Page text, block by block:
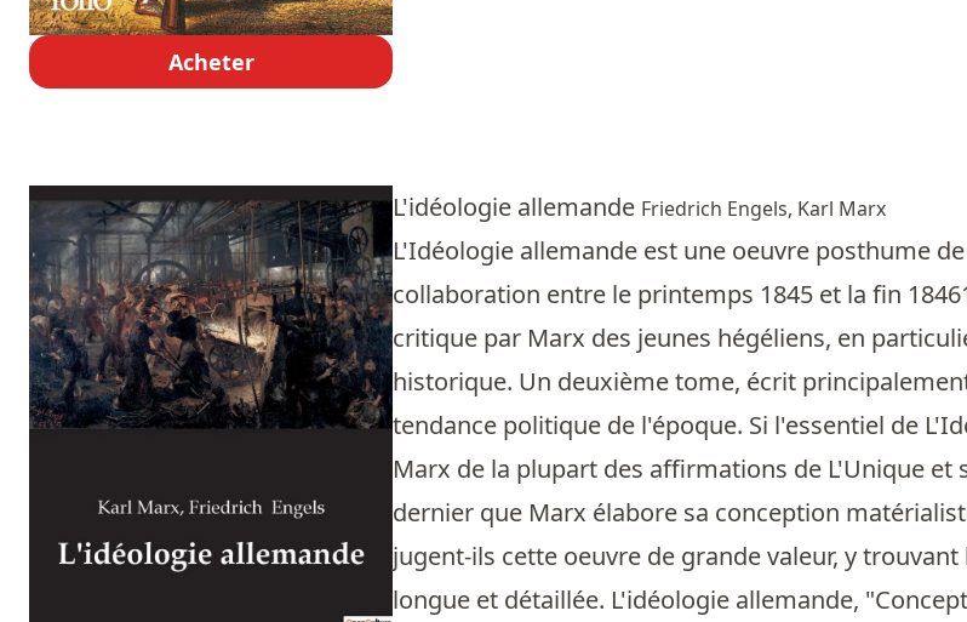
Acheter
L'idéologie allemande Friedrich Engels, Karl Marx
L'Idéologie allemande est une oeuvre posthume
collaboration entre le printemps 1845 et la fin
critique par Marx des jeunes hégéliens, en
historique. Un deuxième tome, écrit
tendance politique de l'époque. Si l'essentiel de
Marx de la plupart des affirmations de L'Unique
dernier que Marx élabore sa conception
jugent-ils cette oeuvre de grande valeur, y
longue et détaillée. L'idéologie allemande,